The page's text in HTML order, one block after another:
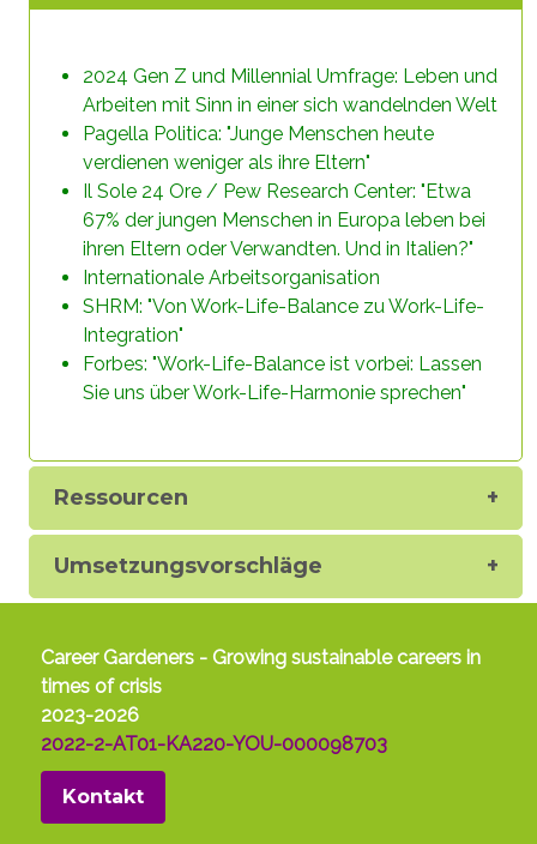
Vergleich zu den Arbeitern früherer Epochen
den die Arbeit in derIdentitätder Menschen
einnimmt. Etwa die Hälfte der Gen Z und die
Mehrheit der Millennials berichten, dass
Arbeit nach wie vor zentral für ihre Identität,
aber nicht ihre oberste Priorität ist. Der
wichtigste Aspektder Identitäten von Gen
Zs und Millennials sindFamilie und Freunde.
Darüber hinaus lautet die Antwort, wenn sie
gefragt werden, was sie an ihren
Altersgenossen bewundern: “
eine positive Work-Life-Balance
aufrechtzuerhalten” - das ist auch ein
Am Ende dieser Liste stehen “traditionellere
soziale Statussymbole wie der Beruf einer
Person, der Rang am Arbeitsplatz und
materielle Besitztümer wie ihr Haus oder
bedeutet, dass, selbst wenn die Arbeit nach
wie vor zeitaufwendig ist, unter jüngeren
Menschen ein
Wohlbefindens
besteht, das nicht
vollständig durch Einkommen und Beruf
diktiert wird.
2024 Gen Z und Millennial Umfrage: Leben und
Arbeiten mit Sinn in einer sich wandelnden Welt
Pagella Politica: "Junge Menschen heute
verdienen weniger als ihre Eltern"
Il Sole 24 Ore / Pew Research Center: "Etwa
67% der jungen Menschen in Europa leben bei
ihren Eltern oder Verwandten. Und in Italien?"
Internationale Arbeitsorganisation
SHRM: "Von Work-Life-Balance zu Work-Life-
Integration"
Forbes: "Work-Life-Balance ist vorbei: Lassen
Sie uns über Work-Life-Harmonie sprechen"
Ressourcen
Umsetzungsvorschläge
Career Gardeners - Growing sustainable careers in
times of crisis
2023-2026
2022-2-AT01-KA220-YOU-000098703
Kontakt